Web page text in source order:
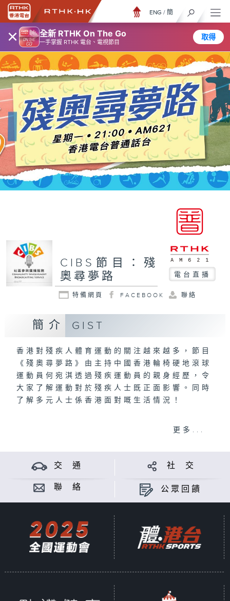
× 全新 RTHK On The Go
一手掌握 RTHK 電台、電視節目
取得
ENG / 簡
CIBS節目：殘
奧尋夢路
電台直播
特備網頁 FACEBOOK 聯絡
簡介 GIST
香港對殘疾人體育運動的關注越來越多，節目
《殘奧尋夢路》由主持中國香港輪椅硬地滾球
運動員何宛淇透過殘疾運動員的親身經歷，令
大家了解運動對於殘疾人士既正面影響。同時
了解多元人士係香港面對嘅生活情況！
更多...
交 通 社 交
聯 絡 公眾回饋